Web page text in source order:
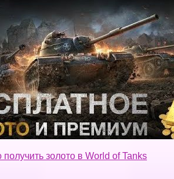
получить золото в World of Tanks